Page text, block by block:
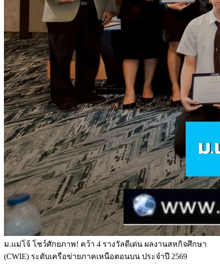
ม.แม่โจ้ โชว์ศักยภาพ! คว้า 4 รางวัลดีเด่น ผลงานสหกิจศึกษา
(CWIE) ระดับเครือข่ายภาคเหนือตอนบน ประจำปี 2569